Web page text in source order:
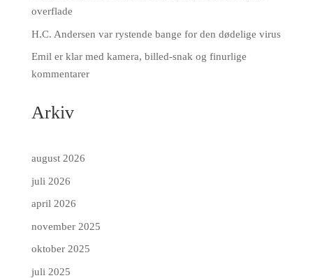
overflade
H.C. Andersen var rystende bange for den dødelige virus
Emil er klar med kamera, billed-snak og finurlige
kommentarer
Arkiv
august 2026
juli 2026
april 2026
november 2025
oktober 2025
juli 2025